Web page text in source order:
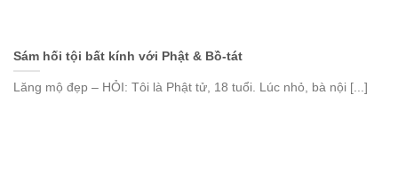
Sám hối tội bất kính với Phật & Bồ-tát
Lăng mộ đẹp – HỎI: Tôi là Phật tử, 18 tuổi. Lúc nhỏ, bà nội [...]